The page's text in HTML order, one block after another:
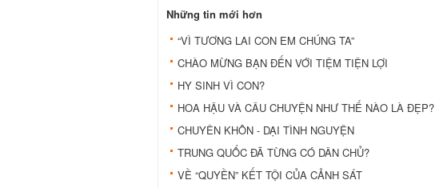
Những tin mới hơn
“VÌ TƯƠNG LAI CON EM CHÚNG TA”
CHÀO MỪNG BẠN ĐẾN VỚI TIỆM TIỆN LỢI
HY SINH VÌ CON?
HOA HẬU VÀ CÂU CHUYỆN NHƯ THẾ NÀO LÀ ĐẸP?
CHUYÊN KHÔN - DẠI TÌNH NGUYỆN
TRUNG QUỐC ĐÃ TỪNG CÓ DÂN CHỦ?
VỀ “QUYỀN” KẾT TỘI CỦA CẢNH SÁT